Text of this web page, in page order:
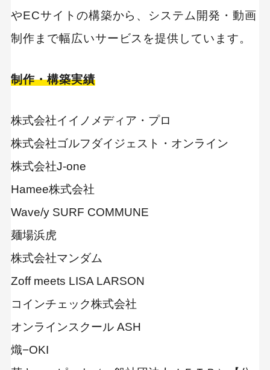
やECサイトの構築から、システム開発・動画
制作まで幅広いサービスを提供しています。
制作・構築実績
株式会社イイノメディア・プロ
株式会社ゴルフダイジェスト・オンライン
株式会社J-one
Hamee株式会社
Wave/y SURF COMMUNE
麺場浜虎
株式会社マンダム
Zoff meets LISA LARSON
コインチェック株式会社
オンラインスクール ASH
熾−OKI